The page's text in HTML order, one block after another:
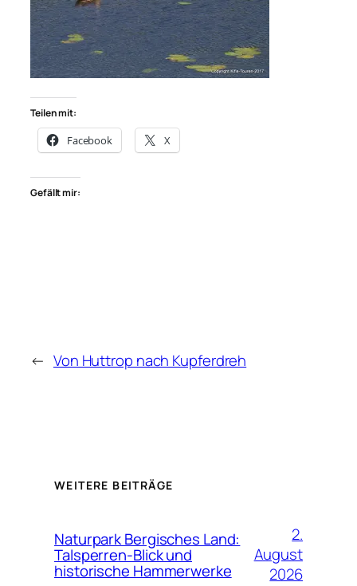
Teilen mit:
Facebook X
Gefällt mir:
← Von Huttrop nach Kupferdreh
WEITERE BEITRÄGE
Naturpark Bergisches Land:
Talsperren-Blick und
historische Hammerwerke
2.
August
2026